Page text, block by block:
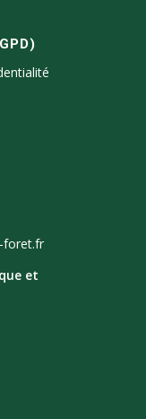
foret.fr
et